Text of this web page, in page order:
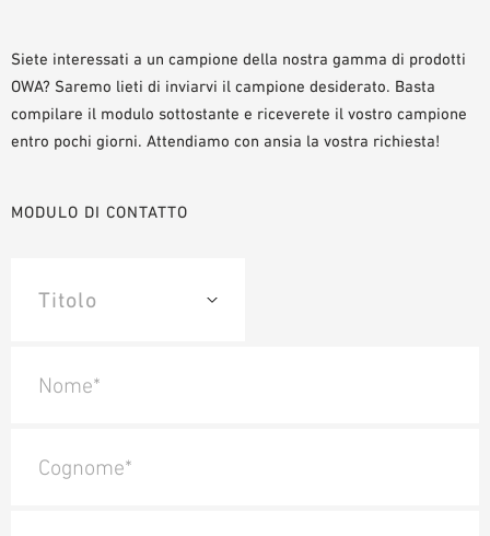
BIBLIOTECA BIM/ REVIT
VIDEO
ORDINE CAMPIONE
Siete interessati a un campione della nostra gamma di prodotti
OWA? Saremo lieti di inviarvi il campione desiderato. Basta
compilare il modulo sottostante e riceverete il vostro campione
entro pochi giorni. Attendiamo con ansia la vostra richiesta!
MODULO DI CONTATTO
Nome*
Cognome*